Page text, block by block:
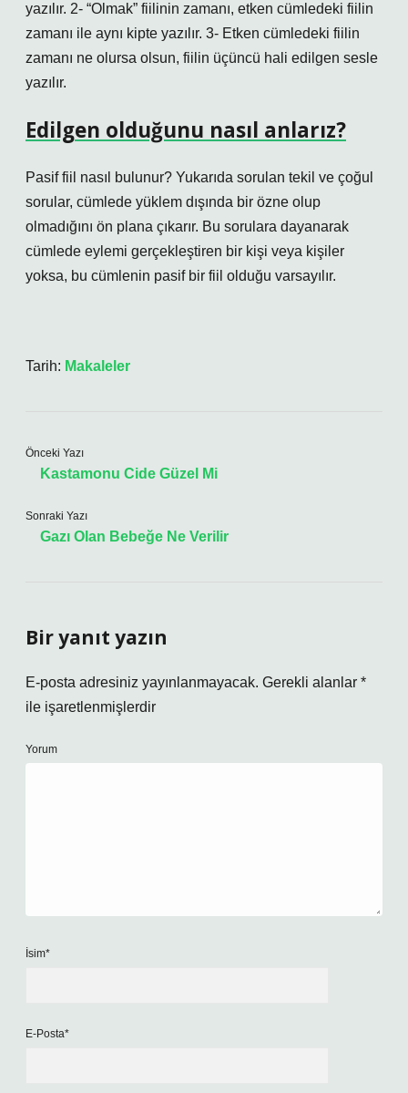
yazılır. 2- “Olmak” fiilinin zamanı, etken cümledeki fiilin
zamanı ile aynı kipte yazılır. 3- Etken cümledeki fiilin
zamanı ne olursa olsun, fiilin üçüncü hali edilgen sesle
yazılır.
Edilgen olduğunu nasıl anlarız?
Pasif fiil nasıl bulunur? Yukarıda sorulan tekil ve çoğul
sorular, cümlede yüklem dışında bir özne olup
olmadığını ön plana çıkarır. Bu sorulara dayanarak
cümlede eylemi gerçekleştiren bir kişi veya kişiler
yoksa, bu cümlenin pasif bir fiil olduğu varsayılır.
Tarih: Makaleler
Önceki Yazı
Kastamonu Cide Güzel Mi
Sonraki Yazı
Gazı Olan Bebeğe Ne Verilir
Bir yanıt yazın
E-posta adresiniz yayınlanmayacak. Gerekli alanlar *
ile işaretlenmişlerdir
Yorum
İsim*
E-Posta*